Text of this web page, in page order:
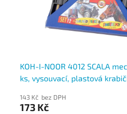
KOH-I-NOOR 4012 SCALA
ks, vysouvací, plastová
143 Kč bez DPH
173 Kč